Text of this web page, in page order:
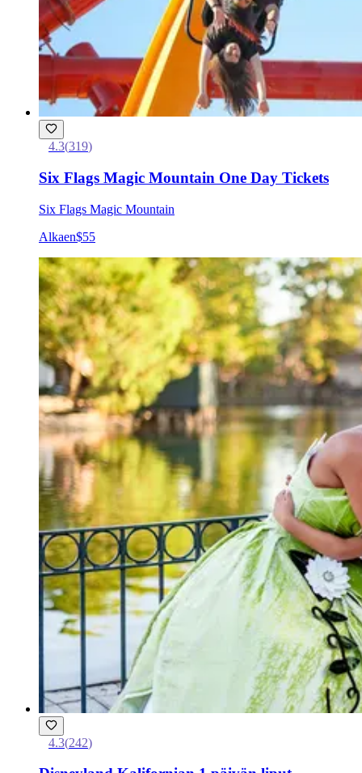
4.3(319)
Six Flags Magic Mountain One Day Tickets
Six Flags Magic Mountain
Alkaen$55
4.3(242)